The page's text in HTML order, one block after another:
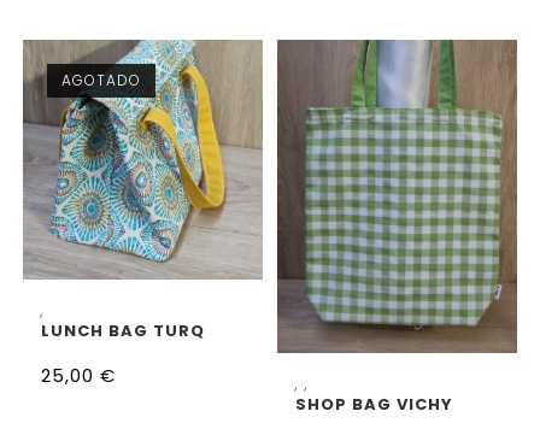
AGOTADO
,
LUNCH BAG TURQ
25,00 € ,,
SHOP BAG VICHY